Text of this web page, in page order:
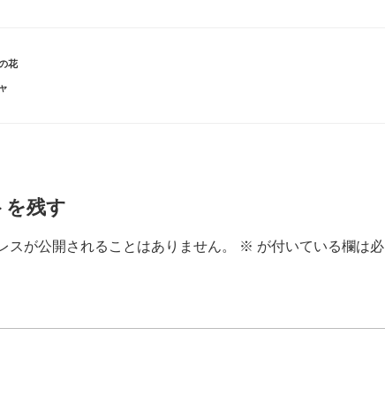
花
を残す
スが公開されることはありません。 ※ が付いている欄は必